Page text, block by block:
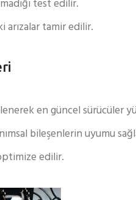
test edilir.
tamir edilir.
en güncel sürücüler
bileşenlerin uyumu
edilir.